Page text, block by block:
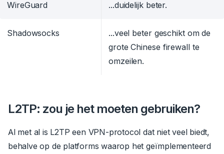
WireGuard ...duidelijk beter.
Shadowsocks
...veel beter geschikt om de
grote Chinese firewall te
omzeilen.
L2TP: zou je het moeten gebruiken?
Al met al is L2TP een VPN-protocol dat niet veel biedt,
behalve op de platforms waarop het geïmplementeerd